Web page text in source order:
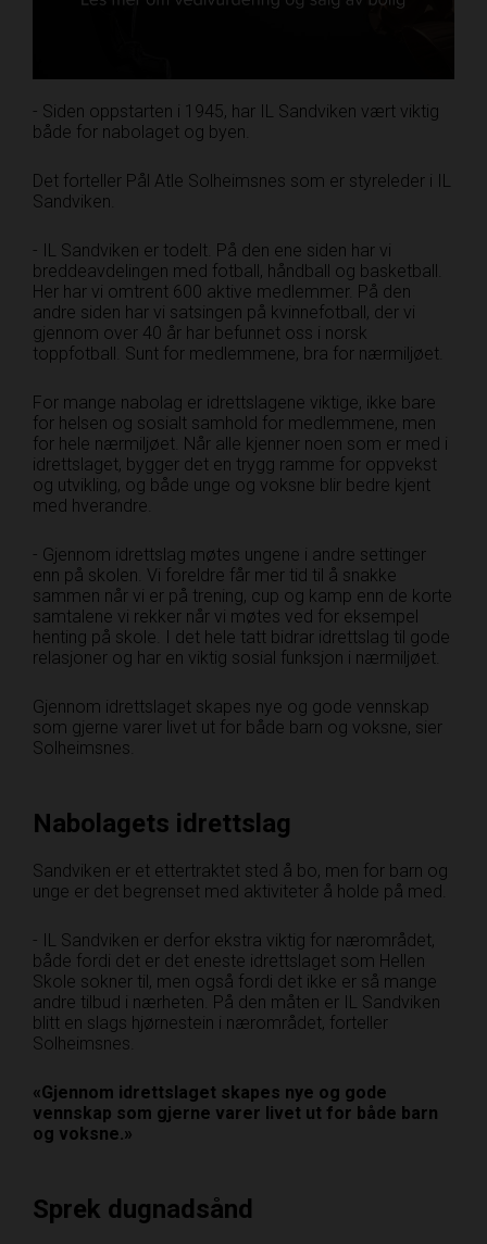
- Siden oppstarten i 1945, har IL Sandviken vært viktig
både for nabolaget og byen.
Det forteller Pål Atle Solheimsnes som er styreleder i IL
Sandviken.
- IL Sandviken er todelt. På den ene siden har vi
breddeavdelingen med fotball, håndball og basketball.
Her har vi omtrent 600 aktive medlemmer. På den
andre siden har vi satsingen på kvinnefotball, der vi
gjennom over 40 år har befunnet oss i norsk
toppfotball. Sunt for medlemmene, bra for nærmiljøet.
For mange nabolag er idrettslagene viktige, ikke bare
for helsen og sosialt samhold for medlemmene, men
for hele nærmiljøet. Når alle kjenner noen som er med i
idrettslaget, bygger det en trygg ramme for oppvekst
og utvikling, og både unge og voksne blir bedre kjent
med hverandre.
- Gjennom idrettslag møtes ungene i andre settinger
enn på skolen. Vi foreldre får mer tid til å snakke
sammen når vi er på trening, cup og kamp enn de korte
samtalene vi rekker når vi møtes ved for eksempel
henting på skole. I det hele tatt bidrar idrettslag til gode
relasjoner og har en viktig sosial funksjon i nærmiljøet.
Gjennom idrettslaget skapes nye og gode vennskap
som gjerne varer livet ut for både barn og voksne, sier
Solheimsnes.
Nabolagets idrettslag
Sandviken er et ettertraktet sted å bo, men for barn og
unge er det begrenset med aktiviteter å holde på med.
- IL Sandviken er derfor ekstra viktig for nærområdet,
både fordi det er det eneste idrettslaget som Hellen
Skole sokner til, men også fordi det ikke er så mange
andre tilbud i nærheten. På den måten er IL Sandviken
blitt en slags hjørnestein i nærområdet, forteller
Solheimsnes.
«Gjennom idrettslaget skapes nye og gode
vennskap som gjerne varer livet ut for både barn
og voksne.»
Sprek dugnadsånd